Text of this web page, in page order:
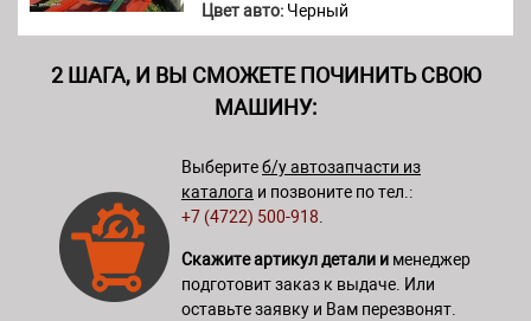
Цвет авто: Черный
2 ШАГА, И ВЫ СМОЖЕТЕ ПОЧИНИТЬ СВОЮ
МАШИНУ:
Выберитеб/у автозапчасти из
каталога и позвоните по тел.:
+7 (4722) 500-918
Скажите артикул детали и менеджер
подготовит заказ к выдаче. Или
оставьте заявку и Вам перезвонят.